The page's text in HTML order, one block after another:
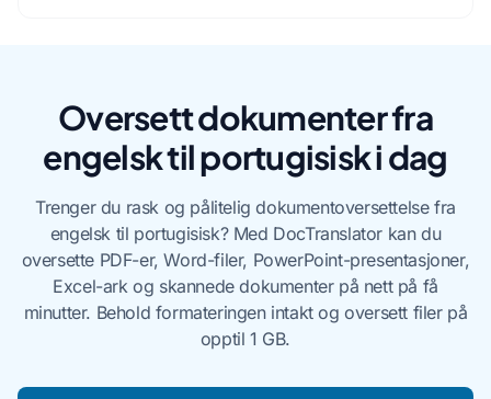
Oversett dokumenter fra
engelsk til portugisisk i dag
Trenger du rask og pålitelig dokumentoversettelse fra
engelsk til portugisisk? Med DocTranslator kan du
oversette PDF-er, Word-filer, PowerPoint-presentasjoner,
Excel-ark og skannede dokumenter på nett på få
minutter. Behold formateringen intakt og oversett filer på
opptil 1 GB.